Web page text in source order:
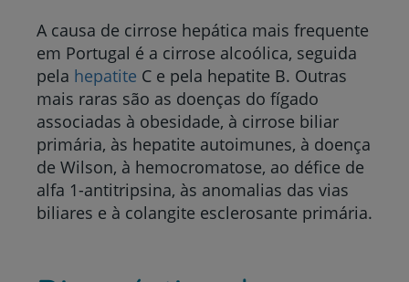
A causa de cirrose hepática mais frequente
em Portugal é a cirrose alcoólica, seguida
pela hepatite C e pela hepatite B. Outras
mais raras são as doenças do fígado
associadas à obesidade, à cirrose biliar
primária, às hepatite autoimunes, à doença
de Wilson, à hemocromatose, ao défice de
alfa 1-antitripsina, às anomalias das vias
biliares e à colangite esclerosante primária.